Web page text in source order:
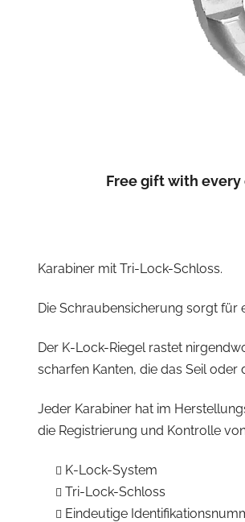
Free gift with every
Karabiner mit Tri-Lock-Schloss.
Die Schraubensicherung sorgt für
Der K-Lock-Riegel rastet
scharfen Kanten, die das Seil
Jeder Karabiner hat im
die Registrierung und Kontrolle
K-Lock-System
Tri-Lock-Schloss
Eindeutige